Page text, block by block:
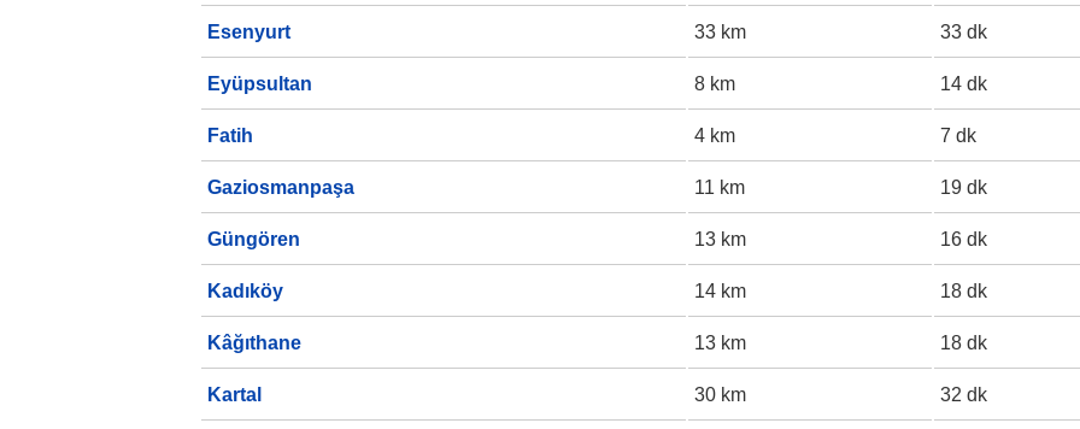
Esenyurt 33 km 33 dk
Eyüpsultan 8 km 14 dk
Fatih 4 km 7 dk
Gaziosmanpaşa 11 km 19 dk
Güngören 13 km 16 dk
Kadıköy 14 km 18 dk
Kâğıthane 13 km 18 dk
Kartal 30 km 32 dk